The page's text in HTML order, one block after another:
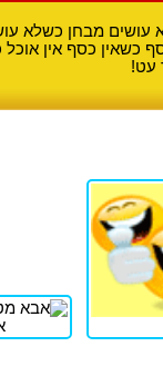
מבחן כשלא
כשאין כסף אין
עט!